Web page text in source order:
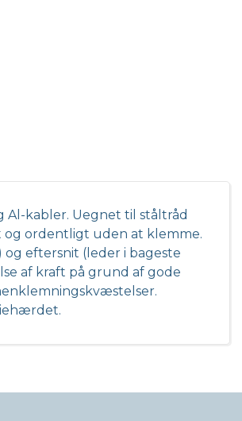
kabler. Uegnet til ståltråd
ordentligt uden at klemme.
eftersnit (leder i bageste
af kraft på grund af gode